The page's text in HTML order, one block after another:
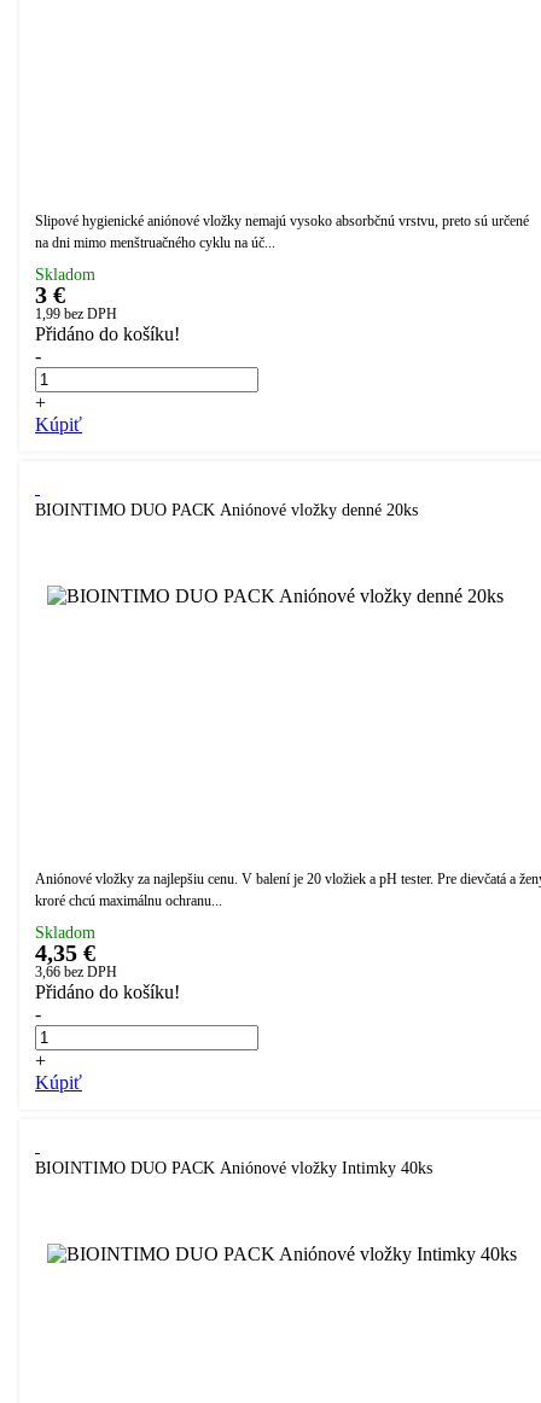
Slipové hygienické aniónové vložky nemajú vysoko absorbčnú vrstvu, preto sú určené
na dni mimo menštruačného cyklu na úč...
Skladom
3 €
1,99 bez DPH
Přidáno do košíku!
-
+
Kúpiť
BIOINTIMO DUO PACK Aniónové vložky denné 20ks
Aniónové vložky za najlepšiu cenu. V balení je 20 vložiek a pH tester. Pre dievčatá a
kroré chcú maximálnu ochranu...
Skladom
4,35 €
3,66 bez DPH
Přidáno do košíku!
-
+
Kúpiť
BIOINTIMO DUO PACK Aniónové vložky Intimky 40ks